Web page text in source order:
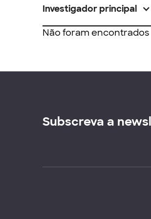
Investigador principal
Não foram
Subscreva a